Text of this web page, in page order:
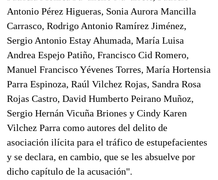
Antonio Pérez Higueras, Sonia Aurora Mancilla
Carrasco, Rodrigo Antonio Ramírez Jiménez,
Sergio Antonio Estay Ahumada, María Luisa
Andrea Espejo Patiño, Francisco Cid Romero,
Manuel Francisco Yévenes Torres, María Hortensia
Parra Espinoza, Raúl Vilchez Rojas, Sandra Rosa
Rojas Castro, David Humberto Peirano Muñoz,
Sergio Hernán Vicuña Briones y Cindy Karen
Vilchez Parra como autores del delito de
asociación ilícita para el tráfico de estupefacientes
y se declara, en cambio, que se les absuelve por
dicho capítulo de la acusación".